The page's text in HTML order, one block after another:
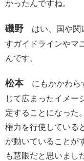
かったんですね。
磯野 はい、国や関
すガイドラインやマ
んです。
松本にもかかわら
じて広まったイメー
定することになった
権力を行使している
が動いていることが
も慧眼だと思いまし